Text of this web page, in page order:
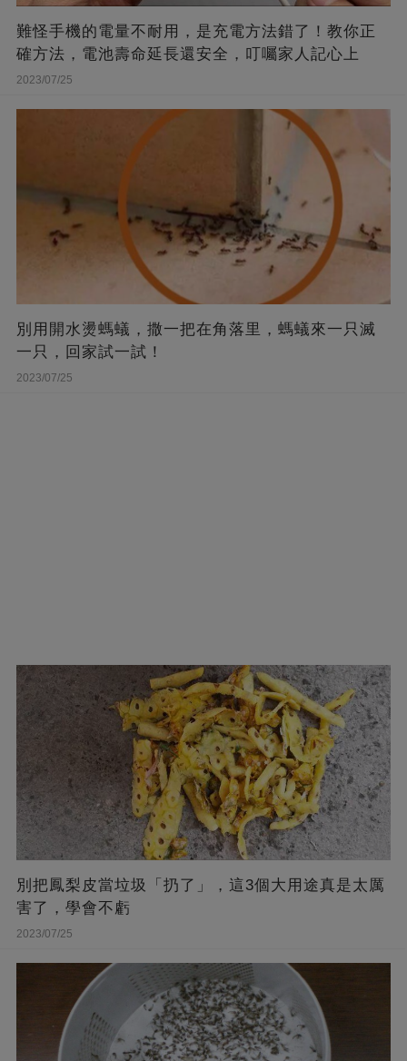
難怪手機的電量不耐用，是充電方法錯了！教你正
確方法，電池壽命延長還安全，叮囑家人記心上
2023/07/25
別用開水燙螞蟻，撒一把在角落里，螞蟻來一只滅
一只，回家試一試！
2023/07/25
別把鳳梨皮當垃圾「扔了」，這3個大用途真是太厲
害了，學會不虧
2023/07/25